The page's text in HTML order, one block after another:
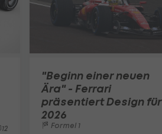
12
"Beginn einer neuen
Ära" - Ferrari
präsentiert Design für
2026
Formel 1